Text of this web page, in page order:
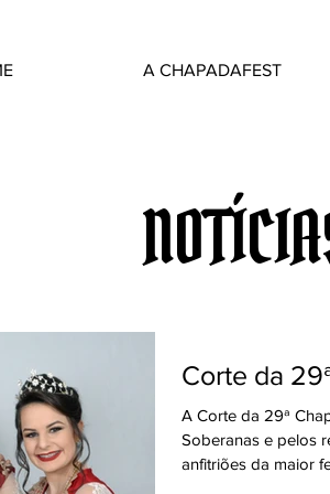
A CHAPADAFEST
Corte da
A Corte da 29ª
Soberanas e pelos
anfitriões da maior